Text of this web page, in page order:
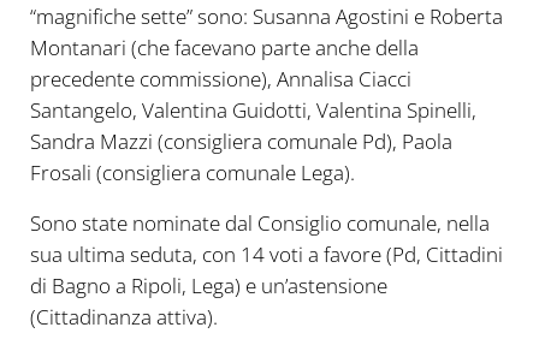
“magnifiche sette” sono: Susanna Agostini e Roberta
Montanari (che facevano parte anche della
precedente commissione), Annalisa Ciacci
Santangelo, Valentina Guidotti, Valentina Spinelli,
Sandra Mazzi (consigliera comunale Pd), Paola
Frosali (consigliera comunale Lega).
Sono state nominate dal Consiglio comunale, nella
sua ultima seduta, con 14 voti a favore (Pd, Cittadini
di Bagno a Ripoli, Lega) e un’astensione
(Cittadinanza attiva).